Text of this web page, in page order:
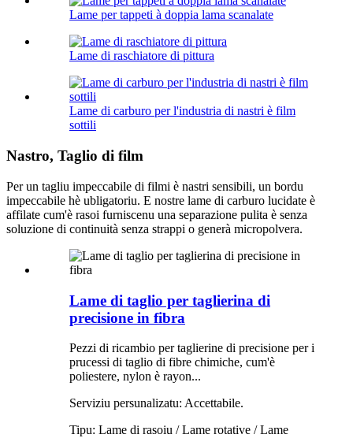
Lame per tappeti à doppia lama scanalate
Lame di raschiatore di pittura
Lame di carburo per l'industria di nastri è film
sottili
Nastro, Taglio di film
Per un tagliu impeccabile di filmi è nastri sensibili, un bordu
impeccabile hè ubligatoriu. E nostre lame di carburo lucidate è
affilate cum'è rasoi furniscenu una separazione pulita è senza
soluzione di continuità senza strappi o generà micropolvera.
Lame di taglio per taglierina di
precisione in fibra
Pezzi di ricambio per taglierine di precisione per i
prucessi di taglio di fibre chimiche, cum'è
poliestere, nylon è rayon...
Serviziu persunalizatu: Accettabile.
Tipu: Lame di rasoiu / Lame rotative / Lame